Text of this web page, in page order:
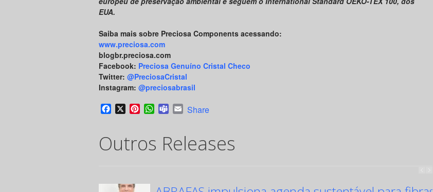
EUA.
Saiba mais sobre Preciosa Components acessando:
www.preciosa.com
blogbr.preciosa.com
Facebook: Preciosa Genuíno Cristal Checo
Twitter: @PreciosaCristal
Instagram: @preciosabrasil
Facebook
X PinterestWhatsApp
TeamsEmail
Share
Outros Releases